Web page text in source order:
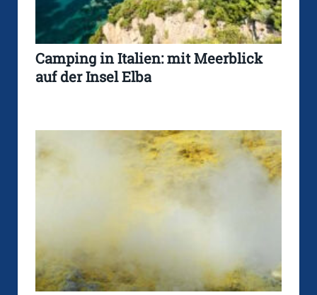
Camping in Italien: mit Meerblick
auf der Insel Elba